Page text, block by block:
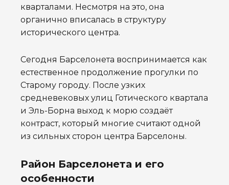
кварталами. Несмотря на это, она
органично вписалась в структуру
исторического центра.
Сегодня Барселонета воспринимается как
естественное продолжение прогулки по
Старому городу. После узких
средневековых улиц Готического квартала
и Эль-Борна выход к морю создаёт
контраст, который многие считают одной
из сильных сторон центра Барселоны.
Район Барселонета и его
особенности